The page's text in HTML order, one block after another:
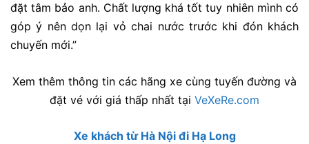
đặt tâm bảo anh. Chất lượng khá tốt tuy nhiên mình có
góp ý nên dọn lại vỏ chai nước trước khi đón khách
chuyến mới.”
Xem thêm thông tin các hãng xe cùng tuyến đường và
đặt vé với giá thấp nhất tại VeXeRe.com
Xe khách từ Hà Nội đi Hạ Long